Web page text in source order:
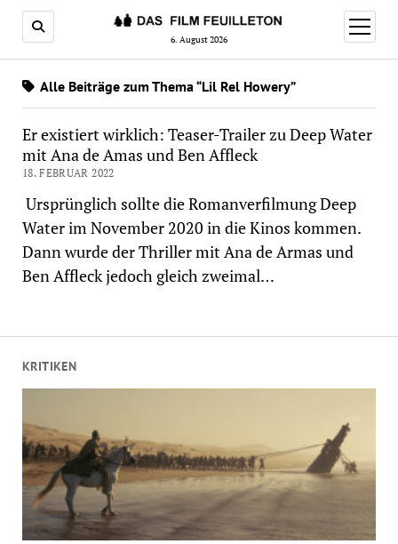
6. August 2026
Menü
öffnen
KRITIKEN
Alle Beiträge zum Thema “Lil Rel Howery”
Er existiert wirklich: Teaser-Trailer zu Deep Water
mit Ana de Amas und Ben Affleck
18. FEBRUAR 2022
Ursprünglich sollte die Romanverfilmung Deep
Water im November 2020 in die Kinos kommen.
Dann wurde der Thriller mit Ana de Armas und
Ben Affleck jedoch gleich zweimal…